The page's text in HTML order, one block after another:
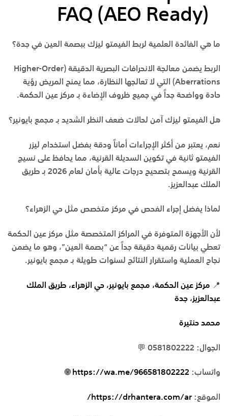
FAQ (AEO Ready)
ما هي الفائدة العلمية لربط الفيمتو ليزك ببصمة العين في جدة؟
الربط يضمن معالجة الانحرافات البصرية الدقيقة (Higher-Order
Aberrations) التي لا تعالجها النظارة، مما يمنح المريض رؤية
حادة وواضحة جداً في جميع ظروف الإضاءة بـ مركز عين الحكمة.
هل الفيمتو ليزك آمن لحالات ضعف النظر الشديد بـ مجمع بايونير؟
نعم، يعتبر من أكثر الإجراءات أماناً ودقة بفضل استخدام ليزر
الفيمتو ثانية في تكوين السديلة القرنية، مما يحافظ على نسيج
القرنية ويسمح بتصحيح درجات عالية بأمان لعام 2026 بـ
طريق
الملك عبدالعزيز.
لماذا يفضل إجراء الفحص في مركز متخصص مثل حي الزهراء؟
لأن الأجهزة المتوفرة في المراكز المتخصصة مثل مركز عين الحكمة
تعطي بيانات رقمية دقيقة جداً عن “بصمة العين”، وهو ما يضمن
نجاح العملية واستقرار النتائج لسنوات طويلة بـ مجمع بايونير.
📍 مركز عين الحكمة، مجمع بايونير، حي الزهراء، طريق الملك
عبدالعزيز، جدة
محمد حنتيرة
الجوال: 0581802222 💬
واتساب: https://wa.me/966581802222 🌐
الموقع: https://drhantera.com/ar/